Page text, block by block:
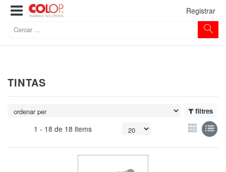
Registrar
TINTAS
filtres
1 - 18 de 18 items